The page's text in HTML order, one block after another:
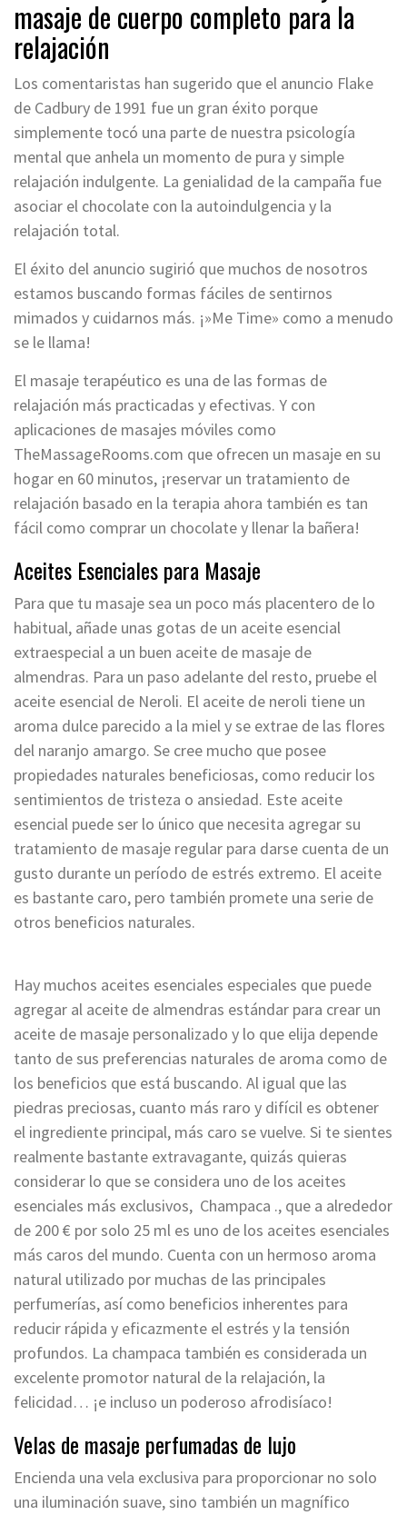
masaje de cuerpo completo para la
relajación
Los comentaristas han sugerido que el anuncio Flake
de Cadbury de 1991 fue un gran éxito porque
simplemente tocó una parte de nuestra psicología
mental que anhela un momento de pura y simple
relajación indulgente. La genialidad de la campaña fue
asociar el chocolate con la autoindulgencia y la
relajación total.
El éxito del anuncio sugirió que muchos de nosotros
estamos buscando formas fáciles de sentirnos
mimados y cuidarnos más. ¡»Me Time» como a menudo
se le llama!
El masaje terapéutico es una de las formas de
relajación más practicadas y efectivas. Y con
aplicaciones de masajes móviles como
TheMassageRooms.com que ofrecen un masaje en su
hogar en 60 minutos, ¡reservar un tratamiento de
relajación basado en la terapia ahora también es tan
fácil como comprar un chocolate y llenar la bañera!
Aceites Esenciales para Masaje
Para que tu masaje sea un poco más placentero de lo
habitual, añade unas gotas de un aceite esencial
extraespecial a un buen aceite de masaje de
almendras. Para un paso adelante del resto, pruebe el
aceite esencial de Neroli. El aceite de neroli tiene un
aroma dulce parecido a la miel y se extrae de las flores
del naranjo amargo. Se cree mucho que posee
propiedades naturales beneficiosas, como reducir los
sentimientos de tristeza o ansiedad. Este aceite
esencial puede ser lo único que necesita agregar su
tratamiento de masaje regular para darse cuenta de un
gusto durante un período de estrés extremo. El aceite
es bastante caro, pero también promete una serie de
otros beneficios naturales.
Hay muchos aceites esenciales especiales que puede
agregar al aceite de almendras estándar para crear un
aceite de masaje personalizado y lo que elija depende
tanto de sus preferencias naturales de aroma como de
los beneficios que está buscando. Al igual que las
piedras preciosas, cuanto más raro y difícil es obtener
el ingrediente principal, más caro se vuelve. Si te sientes
realmente bastante extravagante, quizás quieras
considerar lo que se considera uno de los aceites
esenciales más exclusivos, Champaca ., que a alrededor
de 200 € por solo 25 ml es uno de los aceites esenciales
más caros del mundo. Cuenta con un hermoso aroma
natural utilizado por muchas de las principales
perfumerías, así como beneficios inherentes para
reducir rápida y eficazmente el estrés y la tensión
profundos. La champaca también es considerada un
excelente promotor natural de la relajación, la
felicidad… ¡e incluso un poderoso afrodisíaco!
Velas de masaje perfumadas de lujo
Encienda una vela exclusiva para proporcionar no solo
una iluminación suave, sino también un magnífico